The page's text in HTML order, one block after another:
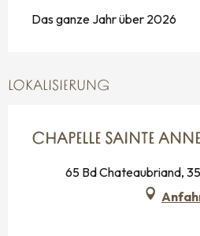
Das ganze Jahr über 2026
LOKALISIERUNG
CHAPELLE SAINTE
65 Bd Chateaubriand,